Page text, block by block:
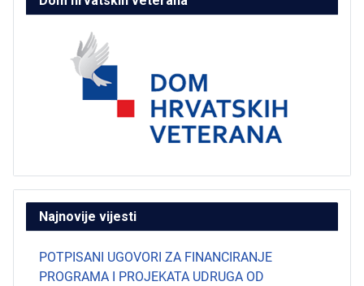
Najnovije vijesti
POTPISANI UGOVORI ZA FINANCIRANJE
PROGRAMA I PROJEKATA UDRUGA OD